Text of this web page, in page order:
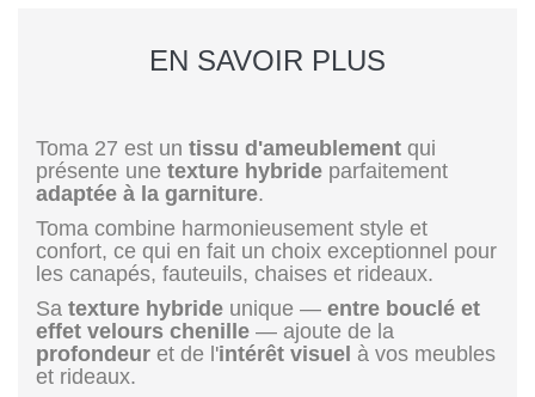
EN SAVOIR PLUS
Toma 27 est un tissu d'ameublement qui
présente une texture hybride parfaitement
adaptée à la garniture.
Toma combine harmonieusement style et
confort, ce qui en fait un choix exceptionnel pour
les canapés, fauteuils, chaises et rideaux.
Sa texture hybride unique — entre bouclé et
effet velours chenille — ajoute de la
profondeur et de l'intérêt visuel à vos meubles
et rideaux.